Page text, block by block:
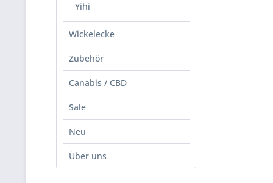
Yihi
Wickelecke
Zubehör
Canabis / CBD
Sale
Neu
Über uns